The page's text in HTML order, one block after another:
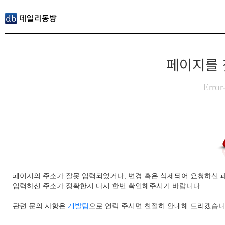
페이지를
페이지의 주소가 잘못 입력되었거나, 변경 혹은 삭제되어 요청하신
입력하신 주소가 정확한지 다시 한번 확인해주시기 바랍니다.
관련 문의 사항은 개발팀 으로 연락 주시면 친절히 안내해 드리겠습